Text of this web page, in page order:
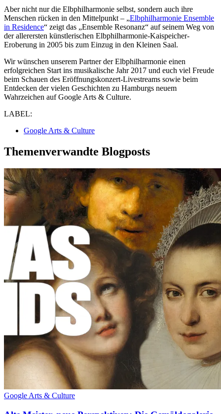
Aber nicht nur die Elbphilharmonie selbst, sondern auch ihre
Menschen rücken in den Mittelpunkt – „Elbphilharmonie Ensemble
in Residence“ zeigt das „Ensemble Resonanz“ auf seinem Weg von
der allerersten künstlerischen Elbphilharmonie-Kaispeicher-
Eroberung in 2005 bis zum Einzug in den Kleinen Saal.
Wir wünschen unserem Partner der Elbphilharmonie einen
erfolgreichen Start ins musikalische Jahr 2017 und euch viel Freude
beim Schauen des Eröffnungskonzert-Livestreams sowie beim
Entdecken der vielen Geschichten zu Hamburgs neuem
Wahrzeichen auf Google Arts & Culture.
LABEL:
Google Arts & Culture
Themenverwandte Blogposts
Google Arts & Culture